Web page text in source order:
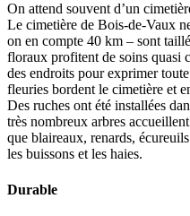
On attend souvent d’un
Le cimetière de Bois-de-Vaux
on en compte 40 km – sont
floraux profitent de soins quasi
des endroits pour exprimer
fleuries bordent le cimetière et
Des ruches ont été installées
très nombreux arbres
que blaireaux, renards,
les buissons et les haies.
Durable